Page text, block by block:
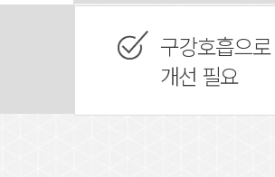
구강호흡으
개선 필요